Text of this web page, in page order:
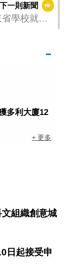
下一則新聞
學校就讀
多利大廈12
+ 更多
組織創意城
日起接受申